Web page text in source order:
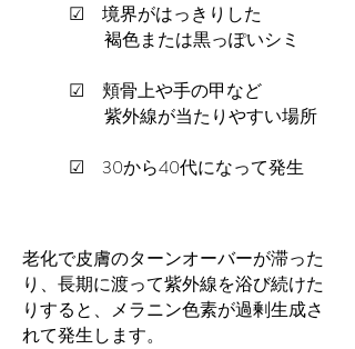
☑ 境界がはっきりした
褐色または黒っぽいシミ
☑ 頬骨上や手の甲など
紫外線が当たりやすい場所
☑ 30から40代になって発生
老化で皮膚のターンオーバーが滞った
り、長期に渡って紫外線を浴び続けた
りすると、メラニン色素が過剰生成さ
れて発生します。